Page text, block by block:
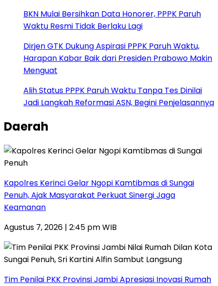
BKN Mulai Bersihkan Data Honorer, PPPK Paruh
Waktu Resmi Tidak Berlaku Lagi
Dirjen GTK Dukung Aspirasi PPPK Paruh Waktu,
Harapan Kabar Baik dari Presiden Prabowo Makin
Menguat
Alih Status PPPK Paruh Waktu Tanpa Tes Dinilai
Jadi Langkah Reformasi ASN, Begini Penjelasannya
Daerah
Kapolres Kerinci Gelar Ngopi Kamtibmas di Sungai
Penuh, Ajak Masyarakat Perkuat Sinergi Jaga
Keamanan
Agustus 7, 2026 | 2:45 pm WIB
Tim Penilai PKK Provinsi Jambi Apresiasi Inovasi Rumah